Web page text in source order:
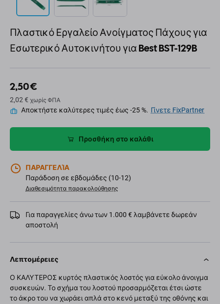
Πλαστικό Εργαλείο Ανοίγματος Πάχους για
Εσωτερικό Αυτοκινήτου για Best BST-129B
2,50 €
2,02 € χωρίς ΦΠΑ
Αποκτήστε καλύτερες τιμές έως -25 %. Γίνετε FixPartner
Προσθήκη στο καλάθι
ΠΑΡΑΓΓΕΛΊΑ
Παράδοση σε εβδομάδες (10-12)
Διαθεσιμότητα παρακολούθησης
Για παραγγελίες άνω των 1.000 € λαμβάνετε δωρεάν
αποστολή
Λεπτομέρειες
Ο ΚΑΛΥΤΕΡΟΣ κυρτός πλαστικός λοστός για εύκολο άνοιγμα
συσκευών. Το σχήμα του λοστού προσαρμόζεται έτσι ώστε
το άκρο του να χωράει απλά στο κενό μεταξύ της οθόνης και